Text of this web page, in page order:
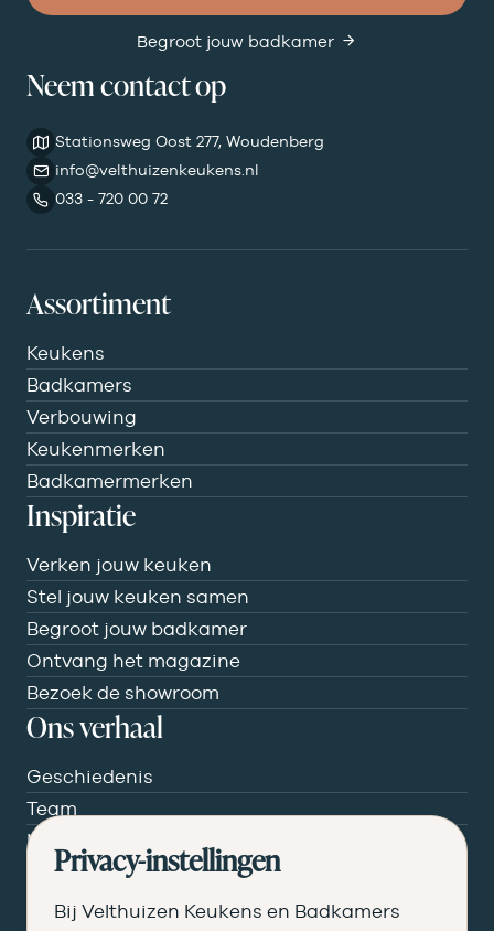
Begroot jouw badkamer
Neem contact op
Stationsweg Oost 277, Woudenberg
info@velthuizenkeukens.nl
033 - 720 00 72
Assortiment
Keukens
Badkamers
Verbouwing
Keukenmerken
Badkamermerken
Inspiratie
Verken jouw keuken
Stel jouw keuken samen
Begroot jouw badkamer
Ontvang het magazine
Bezoek de showroom
Ons verhaal
Geschiedenis
Team
Nieuws
Pluspunten
Vacatures ➑
Privacy-instellingen
Bij Velthuizen Keukens en Badkamers